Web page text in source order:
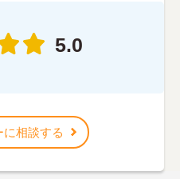
5.0
に相談する